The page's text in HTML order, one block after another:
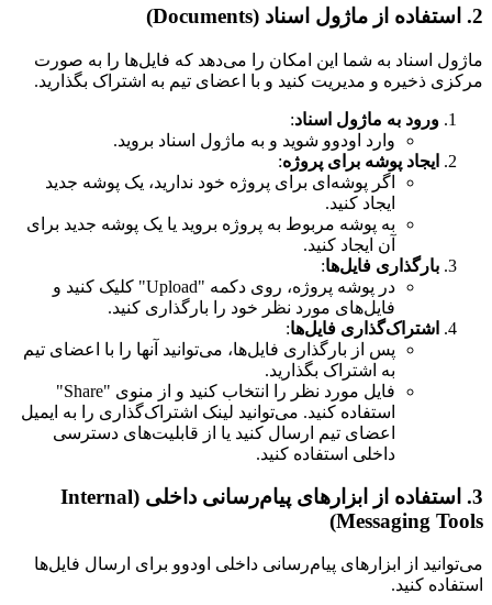
2. استفاده از ماژول اسناد (Documents)
ماژول اسناد به شما این امکان را می‌دهد که فایل‌ها را به صورت
مرکزی ذخیره و مدیریت کنید و با اعضای تیم به اشتراک بگذارید.
ورود به ماژول اسناد:
وارد اودوو شوید و به ماژول اسناد بروید.
ایجاد پوشه برای پروژه:
اگر پوشه‌ای برای پروژه خود ندارید، یک پوشه جدید
ایجاد کنید.
به پوشه مربوط به پروژه بروید یا یک پوشه جدید برای
آن ایجاد کنید.
بارگذاری فایل‌ها:
در پوشه پروژه، روی دکمه "Upload" کلیک کنید و
فایل‌های مورد نظر خود را بارگذاری کنید.
اشتراک‌گذاری فایل‌ها:
پس از بارگذاری فایل‌ها، می‌توانید آنها را با اعضای تیم
به اشتراک بگذارید.
فایل مورد نظر را انتخاب کنید و از منوی "Share"
استفاده کنید. می‌توانید لینک اشتراک‌گذاری را به ایمیل
اعضای تیم ارسال کنید یا از قابلیت‌های دسترسی
داخلی استفاده کنید.
3. استفاده از ابزارهای پیام‌رسانی داخلی (Internal
Messaging Tools)
می‌توانید از ابزارهای پیام‌رسانی داخلی اودوو برای ارسال فایل‌ها
استفاده کنید.